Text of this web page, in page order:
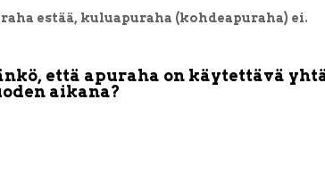
estää, kuluapuraha (kohdeapuraha) ei.
että apuraha on käytettävä
aikana?